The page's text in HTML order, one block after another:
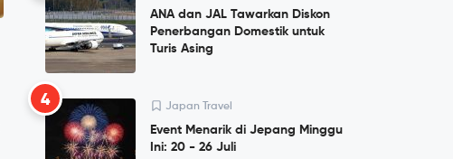
ANA dan JAL Tawarkan Diskon
Penerbangan Domestik untuk
Turis Asing
4 Japan Travel
Event Menarik di Jepang Minggu
Ini: 20 - 26 Juli